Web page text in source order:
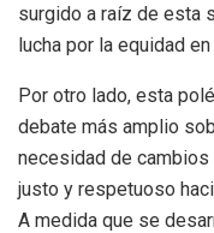
surgido a raíz de esta
lucha por la equidad
Por otro lado, esta
debate más amplio
necesidad de cambios
justo y respetuoso
A medida que se